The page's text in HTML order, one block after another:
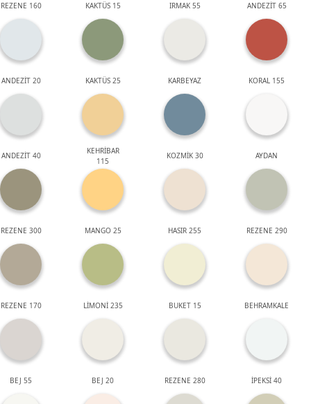
REZENE 160 KAKTÜS 15 IRMAK 55 ANDEZİT 65
ANDEZİT 20 KAKTÜS 25 KARBEYAZ KORAL 155
ANDEZİT 40
KEHRİBAR
115
KOZMİK 30 AYDAN
REZENE 300 MANGO 25 HASIR 255 REZENE 290
REZENE 170 LİMONİ 235 BUKET 15 BEHRAMKALE
BEJ 55 BEJ 20 REZENE 280 İPEKSİ 40